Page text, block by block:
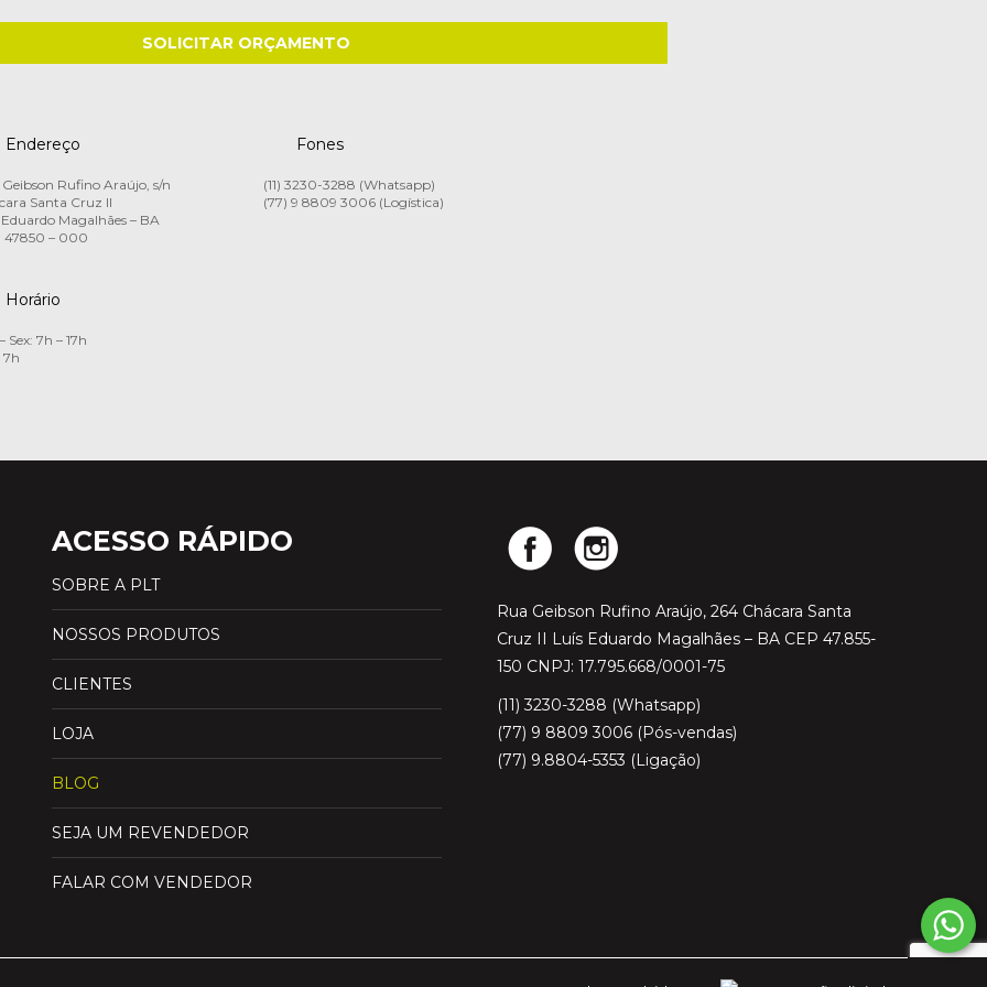
Endereço
Geibson Rufino Araújo, s/n
Santa Cruz II
Magalhães – BA
47850 – 000
Horário
Sex: 7h – 17h
7h
Fones
(11) 3230-3288 (Whatsapp)
(77) 9 8809 3006 (Logística)
ACESSO RÁPIDO
SOBRE A PLT
NOSSOS PRODUTOS
CLIENTES
LOJA
BLOG
SEJA UM REVENDEDOR
FALAR COM VENDEDOR
Rua Geibson Rufino Araújo, 264 Chácara Santa
Cruz II Luís Eduardo Magalhães – BA CEP 47.855-
150 CNPJ: 17.795.668/0001-75
(11) 3230-3288 (Whatsapp)
(77) 9 8809 3006 (Pós-vendas)
(77) 9.8804-5353 (Ligação)